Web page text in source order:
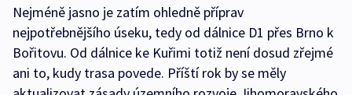
Nejméně jasno je zatím ohledně příprav
nejpotřebnějšího úseku, tedy od dálnice D1 přes Brno k
Bořitovu. Od dálnice ke Kuřimi totiž není dosud zřejmé
ani to, kudy trasa povede. Příští rok by se měly